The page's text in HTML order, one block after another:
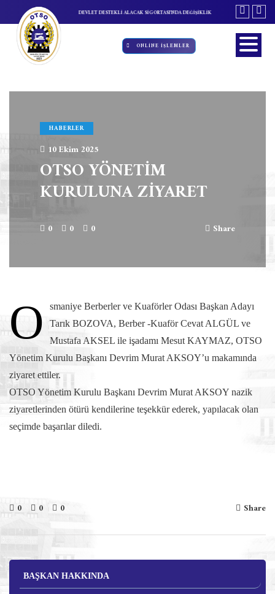
KURULU TOPLANTISI DEVLET DESTEKLİ ALACAK SİGORTASI'NDA DEĞİŞİKLİK ÖZBEKİSTAN
ONLİNE İŞLEMLER
HABERLER
10 Ekim 2025
OTSO YÖNETİM
KURULUNA ZİYARET
0 0 0 Share
O
smaniye Berberler ve Kuaförler Odası Başkan Adayı
Tarık BOZOVA, Berber -Kuaför Cevat ALGÜL ve
Mustafa AKSEL ile işadamı Mesut KAYMAZ, OTSO
Yönetim Kurulu Başkanı Devrim Murat AKSOY’u makamında
ziyaret ettiler.
OTSO Yönetim Kurulu Başkanı Devrim Murat AKSOY nazik
ziyaretlerinden ötürü kendilerine teşekkür ederek, yapılacak olan
seçimde başarılar diledi.
0 0 0 Share
BAŞKAN HAKKINDA